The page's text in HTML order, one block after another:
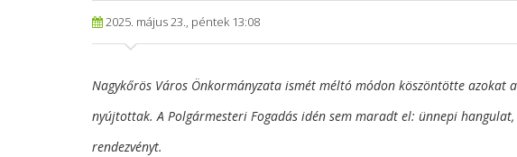
2025. május 23., péntek 13:08
Nagykőrös Város Önkormányzata ismét méltó módon köszöntötte
nyújtottak. A Polgármesteri Fogadás idén sem maradt el: ünnepi
rendezvényt.